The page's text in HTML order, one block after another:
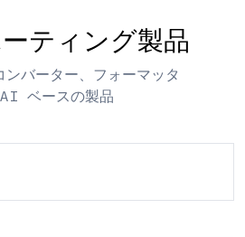
ティング製品
ンバーター、フォーマッタ
ベースの製品